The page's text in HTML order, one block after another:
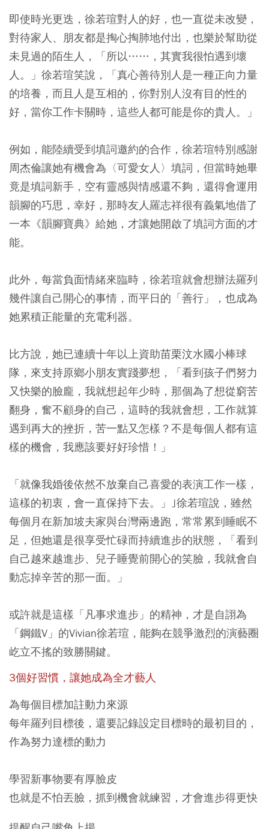
即使時光更迭，徐若瑄對人的好，也一直從未改變，
對待家人、朋友都是掏心掏肺地付出，也樂於幫助從
未見過的陌生人，「所以……，其實我很怕遇到壞
人。」徐若瑄笑說，「真心善待別人是一種正向力量
的培養，而且人是互相的，你對別人沒有目的性的
好，當你工作卡關時，這些人都可能是你的貴人。」
例如，能陸續受到填詞邀約的合作，徐若瑄特別感謝
周杰倫讓她有機會為〈可愛女人〉填詞，但當時她畢
竟是填詞新手，空有靈感與情感還不夠，還得會運用
韻腳的巧思，幸好，那時友人羅志祥很有義氣地借了
一本《韻腳寶典》給她，才讓她開啟了填詞方面的才
能。
此外，每當負面情緒來臨時，徐若瑄就會想辦法羅列
幾件讓自己開心的事情，而平日的「善行」，也成為
她累積正能量的充電利器。
比方說，她已連續十年以上資助苗栗汶水國小棒球
隊，來支持原鄉小朋友實踐夢想，「看到孩子們努力
又快樂的臉龐，我就想起年少時，那個為了想從窮苦
翻身，奮不顧身的自己，這時的我就會想，工作就算
遇到再大的挫折，苦一點又怎樣？不是每個人都有這
樣的機會，我應該要好好珍惜！」
「就像我婚後依然不放棄自己喜愛的表演工作一樣，
這樣的初衷，會一直保持下去。」｣徐若瑄說，雖然
每個月在新加坡夫家與台灣兩邊跑，常常累到睡眠不
足，但她還是很享受忙碌而持續進步的狀態，「看到
自己越來越進步、兒子睡覺前開心的笑臉，我就會自
動忘掉辛苦的那一面。」
或許就是這樣「凡事求進步」的精神，才是自詡為
「鋼鐵V」的Vivian徐若瑄，能夠在競爭激烈的演藝圈
屹立不搖的致勝關鍵。
3個好習慣，讓她成為全才藝人
為每個目標加註動力來源
每年羅列目標後，還要記錄設定目標時的最初目的，
作為努力達標的動力
學習新事物要有厚臉皮
也就是不怕丟臉，抓到機會就練習，才會進步得更快